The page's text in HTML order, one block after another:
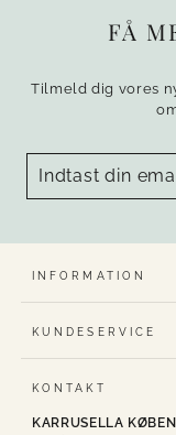
FÅ
Tilmeld dig vores
DIN
INFORMATION
KUNDESERVICE
KONTAKT
KARRUSELLA